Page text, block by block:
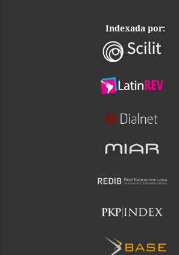
Indexada por: